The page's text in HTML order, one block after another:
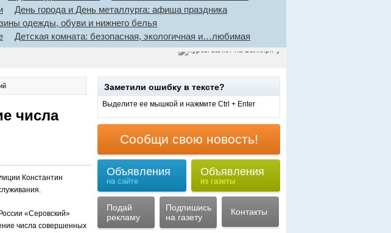
День города и День металлурга: афиша праздника
одежды, обуви и нижнего белья
Детская комната: безопасная, экологичная и…любимая
числа
Константин
«Серовский»
числа совершенных
Заметили ошибку в тексте?
Выделите ее мышкой и нажмите Ctrl + Enter
Сообщи свою новость!
Объявления
на сайте
Объявления
из газеты
Подай
рекламу
Подпишись
на газету
Контакты